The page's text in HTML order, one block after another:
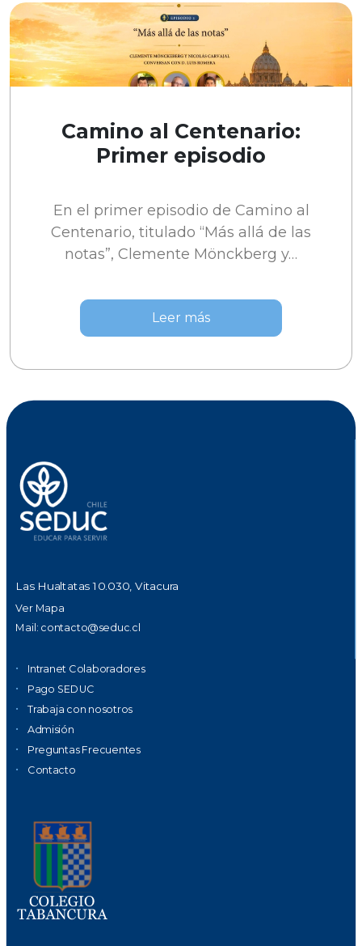
Camino al Centenario:
Primer episodio
En el primer episodio de Camino al
Centenario, titulado “Más allá de las
notas”, Clemente Mönckberg y…
Leer más
Las Hualtatas 10.030, Vitacura
Ver Mapa
Mail: contacto@seduc.cl
Intranet Colaboradores
Pago SEDUC
Trabaja con nosotros
Admisión
Preguntas Frecuentes
Contacto